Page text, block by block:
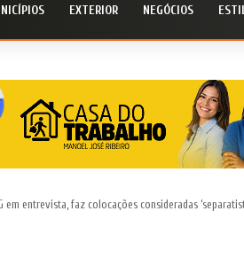
EXTERIOR NEGÓCIOS
em entrevista, faz colocações consideradas